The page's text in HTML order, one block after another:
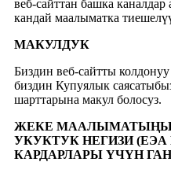
веб-сайттан башка каналдар
кандай маалыматка
МАКУЛДУК
Биздин веб-сайтты
биздин Купуялык
шарттарына макул болосуз.
ЖЕКЕ
УКУКТУК НЕГИЗИ
КАРДАРЛАРЫ ҮЧҮН